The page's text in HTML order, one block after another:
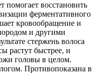
помогает восстановить
ферментативного
кровообращение и
и другими
стержень волоса
растут быстрее, и
головы в целом.
Противопоказана в